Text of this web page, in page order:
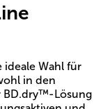
ideale Wahl für
in den
BD.dry™-Lösung